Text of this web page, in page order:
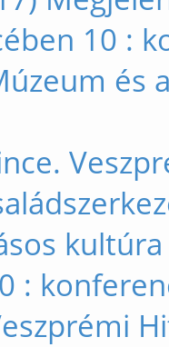
10 :
: